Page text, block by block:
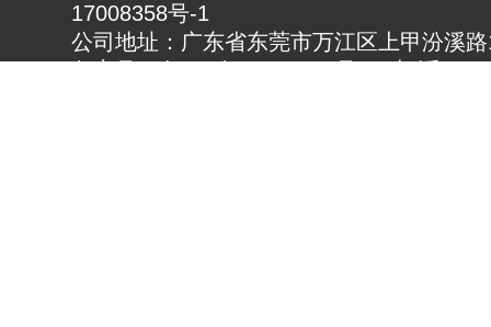
17008358号-1
公司地址：广东省东莞市万江区上甲汾溪